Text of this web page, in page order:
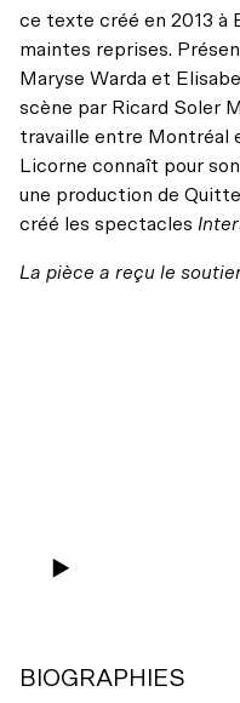
ce texte créé en 2013 à
maintes reprises.
Maryse Warda et
scène par Ricard Soler
travaille entre Montréal
Licorne connaît pour
une production de
créé les spectacles
La pièce a reçu le
BIOGRAPHIES